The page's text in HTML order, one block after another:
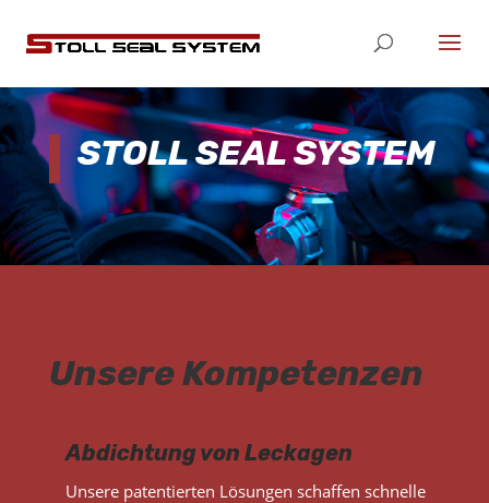
STOLL SEAL SYSTEM
Unsere Kompetenzen
Abdichtung von Leckagen
Unsere patentierten Lösungen schaffen schnelle